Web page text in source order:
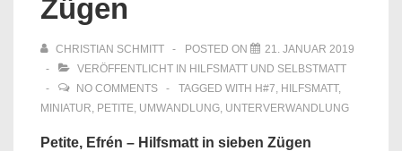
Zügen
CHRISTIAN SCHMITT POSTED ON
21. JANUAR 2019
VERÖFFENTLICHT IN HILFSMATT UND SELBSTMATT
NO COMMENTS
TAGGED WITH H#7, HILFSMATT,
MINIATUR, PETITE, UMWANDLUNG, UNTERVERWANDLUNG
Petite, Efrén – Hilfsmatt in sieben Zügen